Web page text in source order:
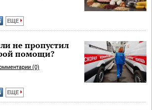
ЕЩЕ
не пропустил
помощи?
(0)
ЕЩЕ